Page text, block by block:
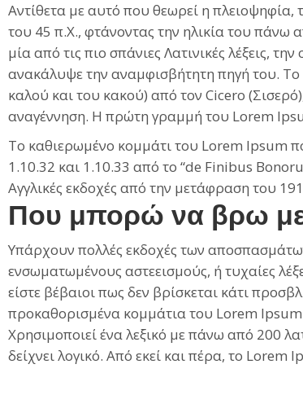
Αντίθετα με αυτό που θεωρεί η πλειοψηφία,
του 45 π.Χ., φτάνοντας την ηλικία του πάνω
μία από τις πιο σπάνιες Λατινικές λέξεις,
ανακάλυψε την αναμφισβήτητη πηγή του.
καλού και του κακού) από τον Cicero
αναγέννηση. Η πρώτη γραμμή του Lorem
Το καθιερωμένο κομμάτι του Lorem Ipsum
1.10.32 και 1.10.33 από το “de Finibus
Αγγλικές εκδοχές από την μετάφραση του
Που μπορώ να βρω
Υπάρχουν πολλές εκδοχές των
ενσωματωμένους αστεεισμούς, ή τυχαίες
είστε βέβαιοι πως δεν βρίσκεται κάτι
προκαθορισμένα κομμάτια του Lorem Ipsum
Χρησιμοποιεί ένα λεξικό με πάνω από 200
δείχνει λογικό. Από εκεί και πέρα, το